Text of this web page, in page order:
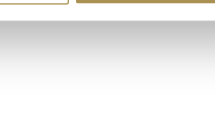
Funktionen für soziale Medien anbieten
wir Informationen zu Ihrer Verwendung
weiter. Unsere Partner führen diese
haben oder die sie im Rahmen Ihrer